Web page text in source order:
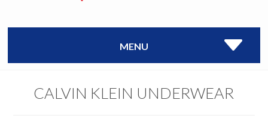
MENU
CALVIN KLEIN UNDERWEAR